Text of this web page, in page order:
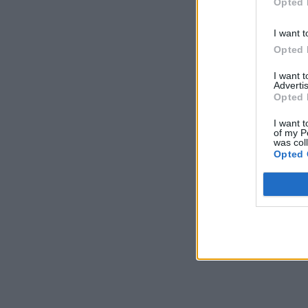
I want
Opted
I want
Opted
I want
of my
was
Opted